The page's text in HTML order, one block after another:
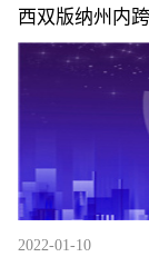
西双版纳州内
2022-01-10